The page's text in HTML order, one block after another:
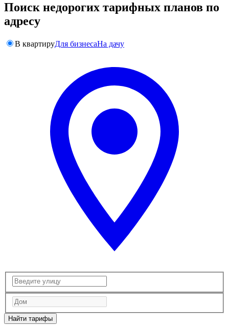
Поиск недорогих тарифных планов по
адресу
В квартируДля бизнесаНа дачу
Найти тарифы